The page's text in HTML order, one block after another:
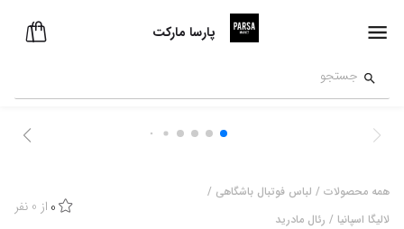
پارسا مارکت
همه محصولات / لباس فوتبال باشگاهی /
لالیگا اسپانیا / رئال مادرید
0 از 0 نفر